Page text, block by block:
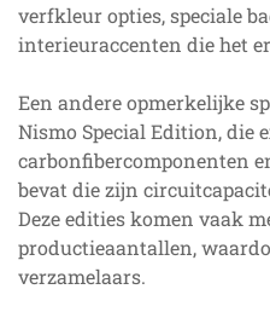
verfkleur opties, speciale
interieuraccenten die het
Een andere opmerkelijke
Nismo Special Edition, die
carbonfibercomponenten
bevat die zijn
Deze edities komen vaak
productieaantallen,
verzamelaars.